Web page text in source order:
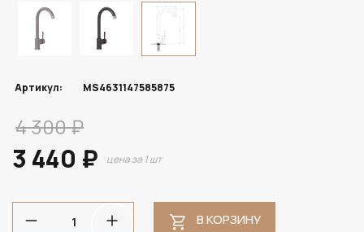
Артикул: MS4631147585875
4 300 ₽
3 440 ₽ цена за 1 шт
В КОРЗИНУ